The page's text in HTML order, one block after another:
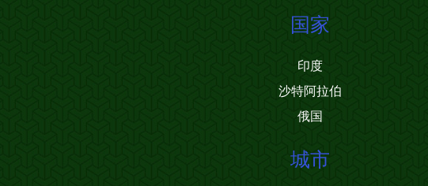
国家
印度
沙特阿拉伯
俄国
城市